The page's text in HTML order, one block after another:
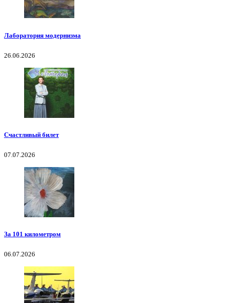
Лаборатория модернизма
26.06.2026
Счастливый билет
07.07.2026
За 101 километром
06.07.2026